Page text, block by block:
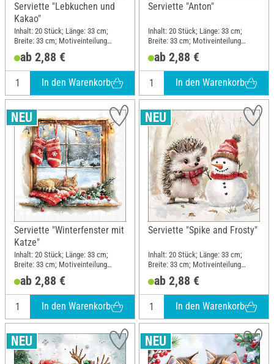
Serviette "Lebkuchen und
Kakao"
Inhalt: 20 Stück; Länge: 33 cm;
Breite: 33 cm; Motiveinteilung
viertel Motiv; Material: Papier
ab 2,88 €
In den Warenkorb
Serviette "Anton"
Inhalt: 20 Stück; Länge: 33 cm;
Breite: 33 cm; Motiveinteilung
viertel Motiv; Material: Papier
ab 2,88 €
In den Warenkorb
Serviette "Winterfenster mit
Katze"
Inhalt: 20 Stück; Länge: 33 cm;
Breite: 33 cm; Motiveinteilung
viertel Motiv; Material: Papier
ab 2,88 €
In den Warenkorb
Serviette "Spike and Frosty"
Inhalt: 20 Stück; Länge: 33 cm;
Breite: 33 cm; Motiveinteilung
viertel Motiv; Material: Papier
ab 2,88 €
In den Warenkorb